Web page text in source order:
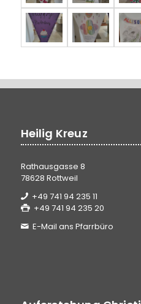
Heilig Kreuz
Rathausgasse 8
78628 Rottweil
+49 741 94 235 11
+49 741 94 235 20
E-Mail ans Pfarrbüro